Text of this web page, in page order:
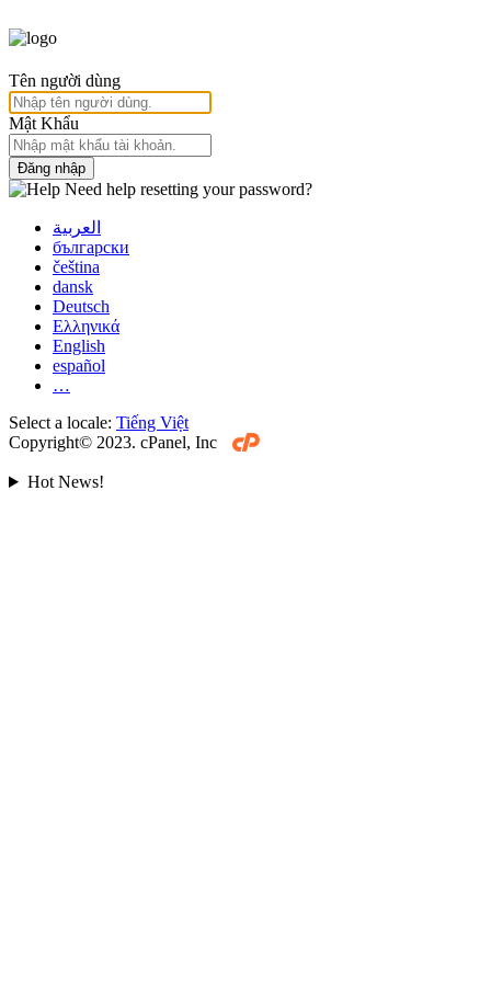
Tên người dùng
Mật Khẩu
Đăng nhập
Need help resetting your password?
العربية
български
čeština
dansk
Deutsch
Ελληνικά
English
español
…
Select a locale: Tiếng Việt
Copyright© 2023. cPanel, Inc
Hot News!